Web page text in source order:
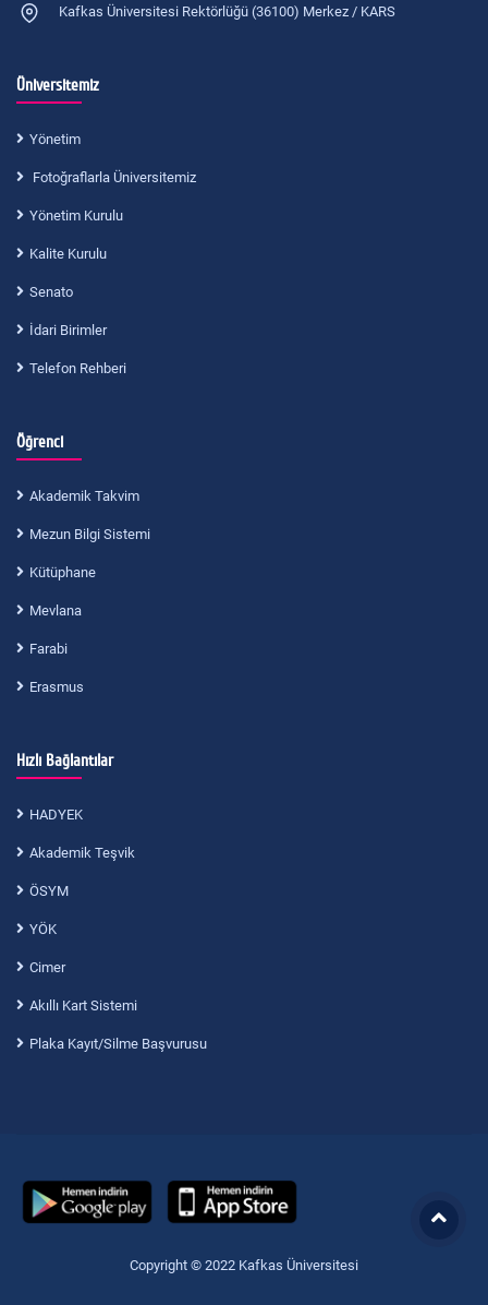
Kafkas Üniversitesi Rektörlüğü (36100) Merkez / KARS
Üniversitemiz
Yönetim
Fotoğraflarla Üniversitemiz
Yönetim Kurulu
Kalite Kurulu
Senato
İdari Birimler
Telefon Rehberi
Öğrenci
Akademik Takvim
Mezun Bilgi Sistemi
Kütüphane
Mevlana
Farabi
Erasmus
Hızlı Bağlantılar
HADYEK
Akademik Teşvik
ÖSYM
YÖK
Cimer
Akıllı Kart Sistemi
Plaka Kayıt/Silme Başvurusu
Copyright © 2022 Kafkas Üniversitesi